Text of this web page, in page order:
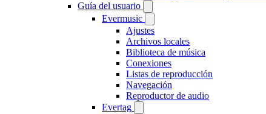
Guía del usuario
Evermusic
Ajustes
Archivos locales
Biblioteca de música
Conexiones
Listas de reproducción
Navegación
Reproductor de audio
Evertag